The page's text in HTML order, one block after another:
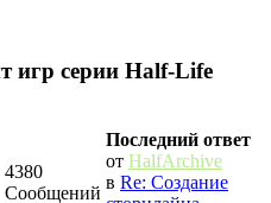
игр серии Half-Life
4380
Сообщений
Последний ответ
от HalfArchive
в Re: Создание